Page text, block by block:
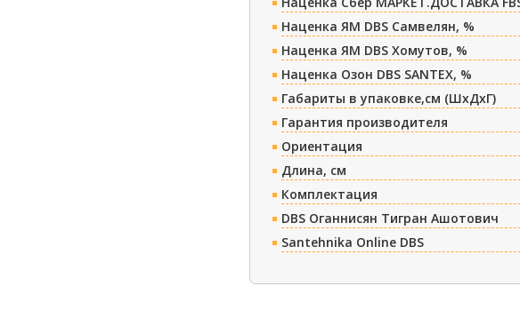
Наценка ЯМ DBS Самвелян, %
Наценка ЯМ DBS Хомутов, %
Наценка Озон DBS SANTEX, %
Габариты в упаковке,см (ШxДxГ)
Гарантия производителя
Ориентация
Длина, см
Комплектация
DBS Оганнисян Тигран Ашотович
Santehnika Online DBS